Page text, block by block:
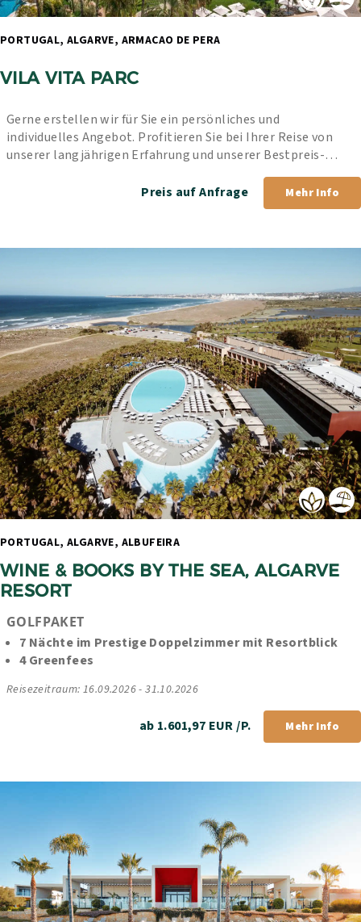
VILA VITA PARC
Gerne erstellen wir für Sie ein persönliches und
individuelles Angebot. Profitieren Sie bei Ihrer Reise von
unserer langjährigen Erfahrung und unserer Bestpreis-
Preis auf Anfrage
Mehr Info
WINE & BOOKS BY THE SEA, ALGARVE
RESORT
GOLFPAKET
7 Nächte im Prestige Doppelzimmer mit Resortblick
4 Greenfees
Reisezeitraum: 16.09.2026 - 31.10.2026
ab 1.601,97 EUR /P. Mehr Info